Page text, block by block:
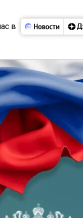
в